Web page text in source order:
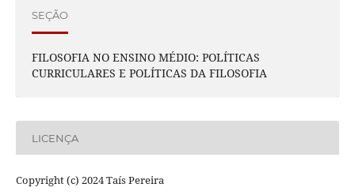
SEÇÃO
FILOSOFIA NO ENSINO MÉDIO: POLÍTICAS
CURRICULARES E POLÍTICAS DA FILOSOFIA
LICENÇA
Copyright (c) 2024 Taís Pereira